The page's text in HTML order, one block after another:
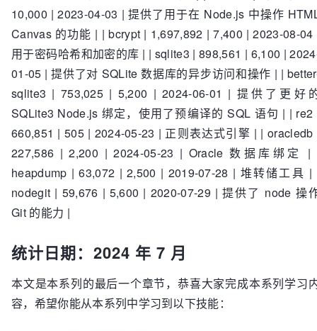
10,000 | 2023-04-03 | 提供了用于在 Node.js 中操作
Canvas 的功能 | | bcrypt | 1,697,892 | 7,400 | 2023-08-04
用于密码哈希和加密的库 | | sqlite3 | 898,561 | 6,100 |
01-05 | 提供了对 SQLite 数据库的异步访问和操作 | |
sqlite3 | 753,025 | 5,200 | 2024-06-01 | 提供了更好
SQLite3 Node.js 绑定，使用了预编译的 SQL 语句 | | re2
660,851 | 505 | 2024-05-23 | 正则表达式引擎 | | oracledb
227,586 | 2,200 | 2024-05-23 | Oracle 数据库绑定 |
heapdump | 63,072 | 2,500 | 2019-07-28 | 堆转储工具 |
nodegit | 59,676 | 5,600 | 2020-07-29 | 提供了 node 操
Git 的能力 |
统计日期：2024 年 7 月
本文是本系列的最后一个章节，恭喜大家完成本系列学习
容，希望你能从本系列中学习到以下技能：